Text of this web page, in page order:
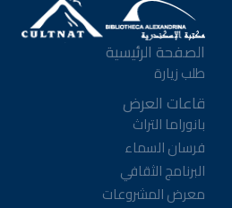
الصفحة الرئيسية
طلب زيارة
قاعات العرض
بانوراما التراث
فرسان السماء
البرنامج الثقافي
معرض المشروعات